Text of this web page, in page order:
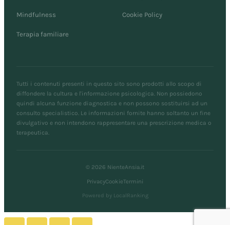
Mindfulness
Terapia familiare
Cookie Policy
Tutti i contenuti presenti in questo sito sono prodotti allo scopo di
diffondere la cultura e l'informazione psicologica. Non possiedono
quindi alcuna funzione diagnostica e non possono sostituirsi ad un
consulto specialistico. Le informazioni fornite hanno soltanto un fine
divulgativo e non intendono rappresentare una prescrizione medica o
terapeutica.
© 2026 NienteAnsia.it
PrivacyCookieTermini
Powered by LocalRanking